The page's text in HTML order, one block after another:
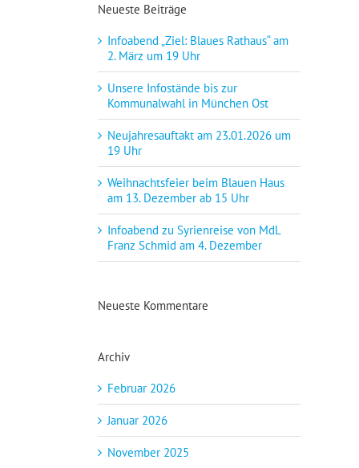
Neueste Beiträge
Infoabend „Ziel: Blaues Rathaus“ am
2. März um 19 Uhr
Unsere Infostände bis zur
Kommunalwahl in München Ost
Neujahresauftakt am 23.01.2026 um
19 Uhr
Weihnachtsfeier beim Blauen Haus
am 13. Dezember ab 15 Uhr
Infoabend zu Syrienreise von MdL
Franz Schmid am 4. Dezember
Neueste Kommentare
Archiv
Februar 2026
Januar 2026
November 2025